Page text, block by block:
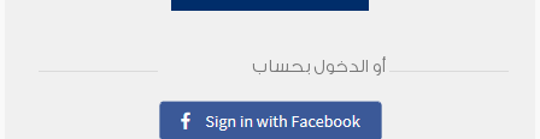
أو الدخول بحساب